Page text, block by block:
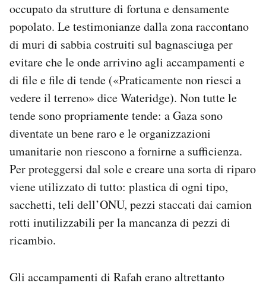
occupato da strutture di fortuna e densamente
popolato. Le testimonianze dalla zona raccontano
di muri di sabbia costruiti sul bagnasciuga per
evitare che le onde arrivino agli accampamenti e
di file e file di tende («Praticamente non riesci a
vedere il terreno» dice Wateridge). Non tutte le
tende sono propriamente tende: a Gaza sono
diventate un bene raro e le organizzazioni
umanitarie non riescono a fornirne a sufficienza.
Per proteggersi dal sole e creare una sorta di riparo
viene utilizzato di tutto: plastica di ogni tipo,
sacchetti, teli dell’ONU, pezzi staccati dai camion
rotti inutilizzabili per la mancanza di pezzi di
ricambio.
Gli accampamenti di Rafah erano altrettanto